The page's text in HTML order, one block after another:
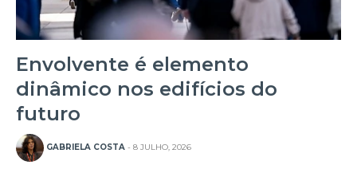
Envolvente é elemento
dinâmico nos edifícios do
futuro
GABRIELA COSTA - 8 JULHO, 2026